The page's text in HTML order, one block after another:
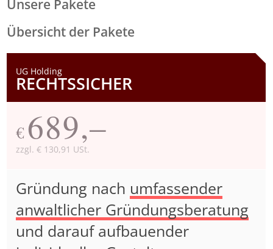
Unsere Pakete
Übersicht der Pakete
UG Holding
RECHTSSICHER
€ 689,–
zzgl. € 130,91 USt.
Gründung nach umfassender
anwaltlicher Gründungsberatung
und darauf aufbauender